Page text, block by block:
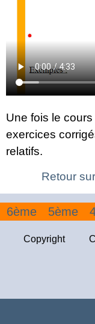
Une fois le
exercices
relatifs.
Retour
6ème 5ème
Copyright